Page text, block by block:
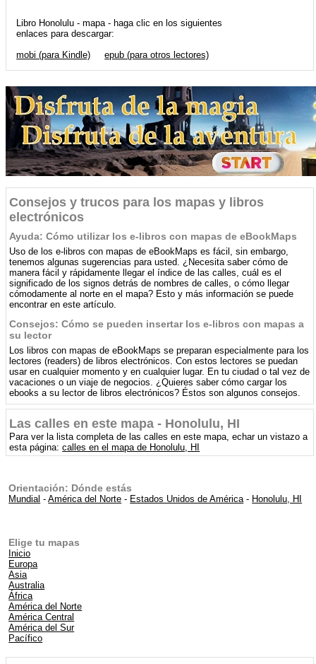
Libro Honolulu - mapa - haga clic en los siguientes
enlaces para descargar:
mobi (para Kindle)
epub (para otros lectores)
Consejos y trucos para los mapas y libros
electrónicos
Ayuda: Cómo utilizar los e-libros con mapas de eBookMaps
Uso de los e-libros con mapas de eBookMaps es fácil, sin embargo,
tenemos algunas sugerencias para usted. ¿Necesita saber cómo de
manera fácil y rápidamente llegar el índice de las calles, cuál es el
significado de los signos detrás de nombres de calles, o cómo llegar
cómodamente al norte en el mapa? Esto y más información se puede
encontrar en este artículo.
Consejos: Cómo se pueden insertar los e-libros con mapas a
su lector
Los libros con mapas de eBookMaps se preparan especialmente para los
lectores (readers) de libros electrónicos. Con estos lectores se puedan
usar en cualquier momento y en cualquier lugar. En tu ciudad o tal vez de
vacaciones o un viaje de negocios. ¿Quieres saber cómo cargar los
ebooks a su lector de libros electrónicos? Éstos son algunos consejos.
Las calles en este mapa - Honolulu, HI
Para ver la lista completa de las calles en este mapa, echar un vistazo a
esta página:calles en el mapa de Honolulu, HI
Orientación: Dónde estás
Mundial -América del Norte - Estados Unidos de América- Honolulu, HI
Elige tu mapas
Inicio
Europa
Asia
Australia
África
América del Norte
América Central
América del Sur
Pacífico